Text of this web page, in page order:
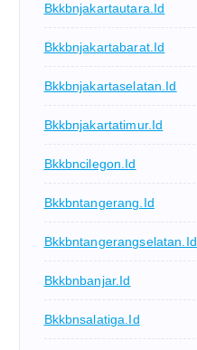
Bkkbnjakartautara.id
Bkkbnjakartabarat.id
Bkkbnjakartaselatan.id
Bkkbnjakartatimur.id
Bkkbncilegon.id
Bkkbntangerang.id
Bkkbntangerangselatan.id
Bkkbnbanjar.id
Bkkbnsalatiga.id